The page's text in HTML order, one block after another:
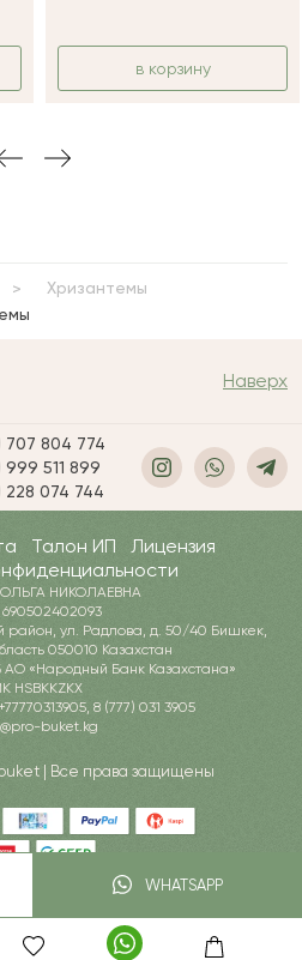
WHATSAPP
в корзину
Хризантемы
Наверх
707 804 774
999 511 899
228 074 744
Талон ИП
Лицензия
НИКОЛАЕВНА
район, ул. Радлова, д. 50/40 Бишкек,
050010 Казахстан
АО «Народный Банк Казахстана»
HSBKKZKX
8 (777) 031 3905
buket.kg
| Все права защищены